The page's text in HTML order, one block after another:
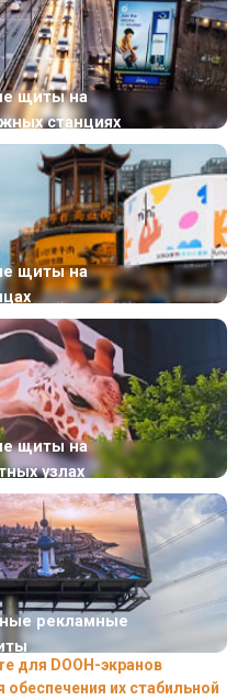
щиты на
станциях
щиты на
щиты на
узлах
рекламные
для DOOH-экранов
их стабильной